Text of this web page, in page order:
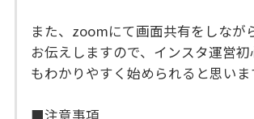
また、zoomにて画面共有をしなが
お伝えしますので、インスタ運営
もわかりやすく始められると思いま
■注意事項